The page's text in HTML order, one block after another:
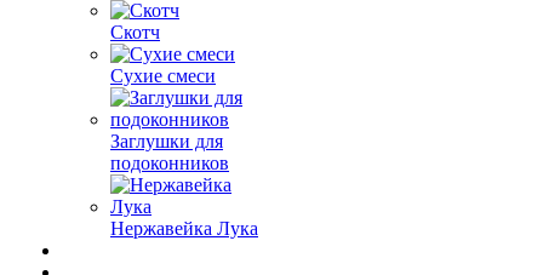
Скотч
Сухие смеси
Заглушки для
подоконников
Нержавейка Лука